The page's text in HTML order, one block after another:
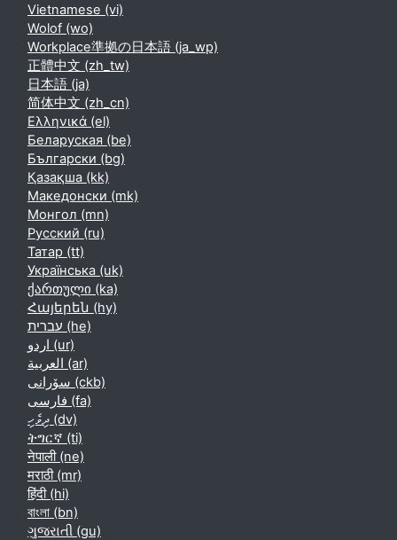
Vietnamese ‎(vi)‎
Wolof ‎(wo)‎
Workplace準拠の日本語 ‎(ja_wp)‎
正體中文 ‎(zh_tw)‎
日本語 ‎(ja)‎
简体中文 ‎(zh_cn)‎
Ελληνικά ‎(el)‎
Беларуская ‎(be)‎
Български ‎(bg)‎
Қазақша ‎(kk)‎
Македонски ‎(mk)‎
Монгол ‎(mn)‎
Русский ‎(ru)‎
Татар ‎(tt)‎
Українська ‎(uk)‎
ქართული ‎(ka)‎
Հայերեն ‎(hy)‎
עברית ‎(he)‎
اردو ‎(ur)‎
العربية ‎(ar)‎
سۆرانی ‎(ckb)‎
فارسی ‎(fa)‎
ދިވެހި ‎(dv)‎
ትግርኛ ‎(ti)‎
नेपाली ‎(ne)‎
मराठी ‎(mr)‎
हिंदी ‎(hi)‎
বাংলা ‎(bn)‎
ગુજરાતી ‎(gu)‎